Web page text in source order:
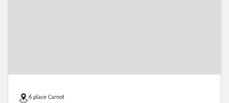
6 place Carnot